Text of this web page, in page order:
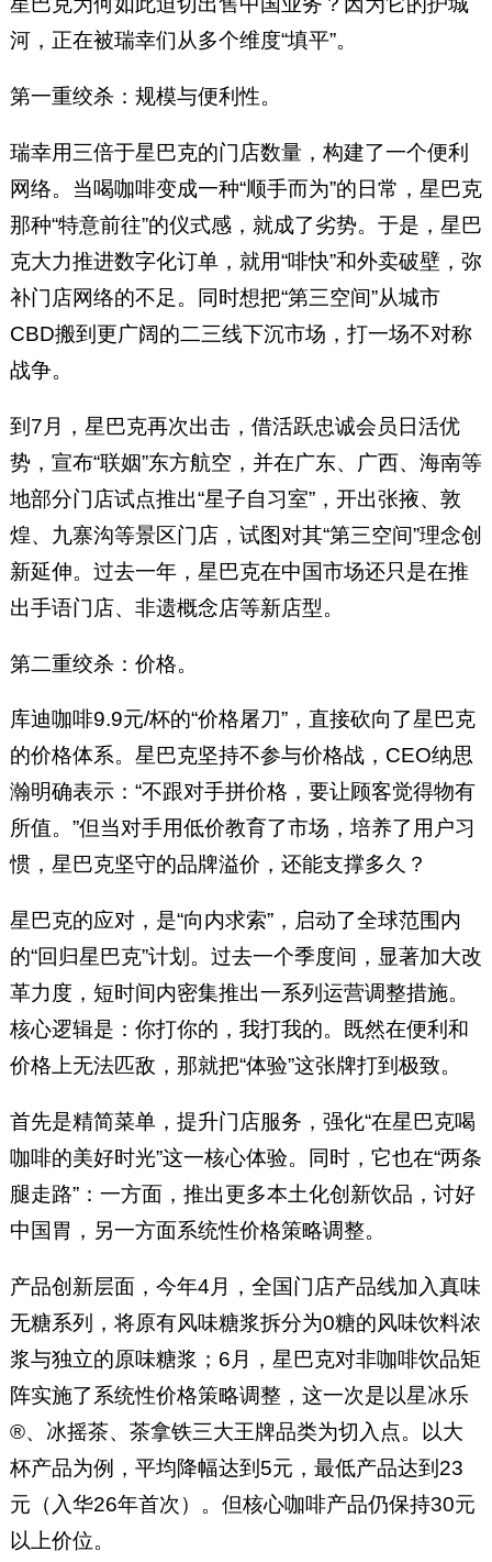
河，正在被瑞幸们从多个维度“填平”。
第一重绞杀：规模与便利性。
瑞幸用三倍于星巴克的门店数量，构建了一个便利
网络。当喝咖啡变成一种“顺手而为”的日常，星巴克
那种“特意前往”的仪式感，就成了劣势。于是，星巴
克大力推进数字化订单，就用“啡快”和外卖破壁，弥
补门店网络的不足。同时想把“第三空间”从城市
CBD搬到更广阔的二三线下沉市场，打一场不对称
战争。
到7月，星巴克再次出击，借活跃忠诚会员日活优
势，宣布“联姻”东方航空，并在广东、广西、海南等
地部分门店试点推出“星子自习室”，开出张掖、敦
煌、九寨沟等景区门店，试图对其“第三空间”理念创
新延伸。过去一年，星巴克在中国市场还只是在推
出手语门店、非遗概念店等新店型。
第二重绞杀：价格。
库迪咖啡9.9元/杯的“价格屠刀”，直接砍向了星巴克
的价格体系。星巴克坚持不参与价格战，CEO纳思
瀚明确表示：“不跟对手拼价格，要让顾客觉得物有
所值。”但当对手用低价教育了市场，培养了用户习
惯，星巴克坚守的品牌溢价，还能支撑多久？
星巴克的应对，是“向内求索”，启动了全球范围内
的“回归星巴克”计划。过去一个季度间，显著加大改
革力度，短时间内密集推出一系列运营调整措施。
核心逻辑是：你打你的，我打我的。既然在便利和
价格上无法匹敌，那就把“体验”这张牌打到极致。
首先是精简菜单，提升门店服务，强化“在星巴克喝
咖啡的美好时光”这一核心体验。同时，它也在“两条
腿走路”：一方面，推出更多本土化创新饮品，讨好
中国胃，另一方面系统性价格策略调整。
产品创新层面，今年4月，全国门店产品线加入真味
无糖系列，将原有风味糖浆拆分为0糖的风味饮料浓
浆与独立的原味糖浆；6月，星巴克对非咖啡饮品矩
阵实施了系统性价格策略调整，这一次是以星冰乐
®、冰摇茶、茶拿铁三大王牌品类为切入点。以大
杯产品为例，平均降幅达到5元，最低产品达到23
元（入华26年首次）。但核心咖啡产品仍保持30元
以上价位。